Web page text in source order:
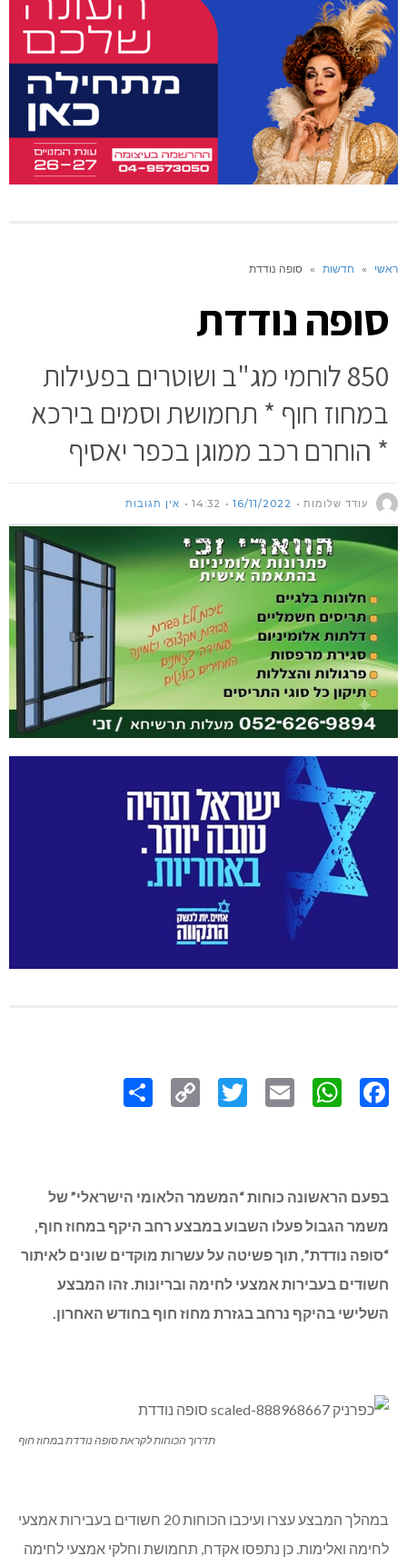
ראשי » חדשות » סופה נודדת
סופה נודדת
850 לוחמי מג"ב ושוטרים בפעילות
במחוז חוף * תחמושת וסמים בירכא
* הוחרם רכב ממוגן בכפר יאסיף
עודד שלומות 16/11/2022
14:32 אין תגובות
Link
בפעם הראשונה כוחות “המשמר הלאומי הישראלי” של
משמר הגבול פעלו השבוע במבצע רחב היקף במחוז חוף,
“סופה נודדת”, תוך פשיטה על עשרות מוקדים שונים לאיתור
חשודים בעבירות אמצעי לחימה ובריונות. זהו המבצע
השלישי בהיקף נרחב בגזרת מחוז חוף בחודש האחרון.
תדרוך הכוחות לקראת סופה נודדת במחוז חוף
במהלך המבצע עצרו ועיכבו הכוחות 20 חשודים בעבירות אמצעי
לחימה ואלימות. כן נתפסו אקדח, תחמושת וחלקי אמצעי לחימה